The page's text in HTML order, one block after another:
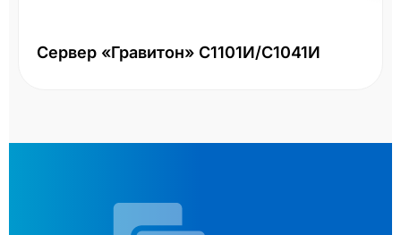
Сервер «Гравитон» С1101И/С1041И